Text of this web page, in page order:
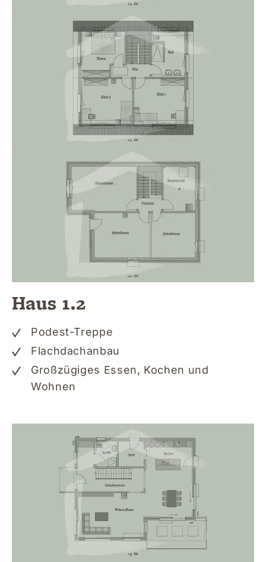
Haus 1.2
Podest-Treppe
Flachdachanbau
Großzügiges Essen, Kochen und
Wohnen